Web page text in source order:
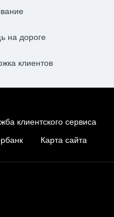
на дороге
клиентов
клиентского сервиса
Карта сайта